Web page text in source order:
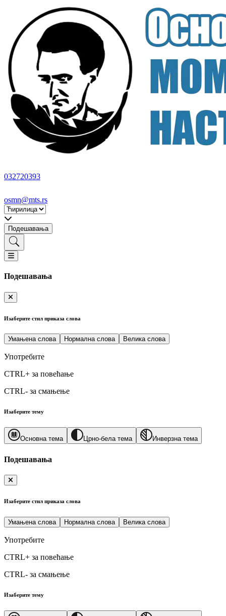
032720393
osmn@mts.rs
Подешавања
Подешавања
Изаберите стил приказа слова
Умањена слова Нормална слова Велика слова
Употребите
CTRL+ за повећање
CTRL- за смањење
Изаберите тему
Основна тема Црно-бела тема Инверзна тема
Подешавања
Изаберите стил приказа слова
Умањена слова Нормална слова Велика слова
Употребите
CTRL+ за повећање
CTRL- за смањење
Изаберите тему